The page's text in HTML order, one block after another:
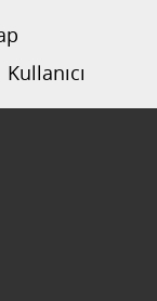
Kullanıcı